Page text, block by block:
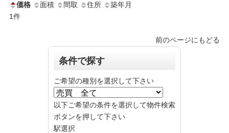
価格 面積 間取 住所
築年月
1件
前のページにもどる
条件で探す
ご希望の種別を選択して下さい
以下ご希望の条件を選択して物件検索
ボタンを押して下さい
駅選択